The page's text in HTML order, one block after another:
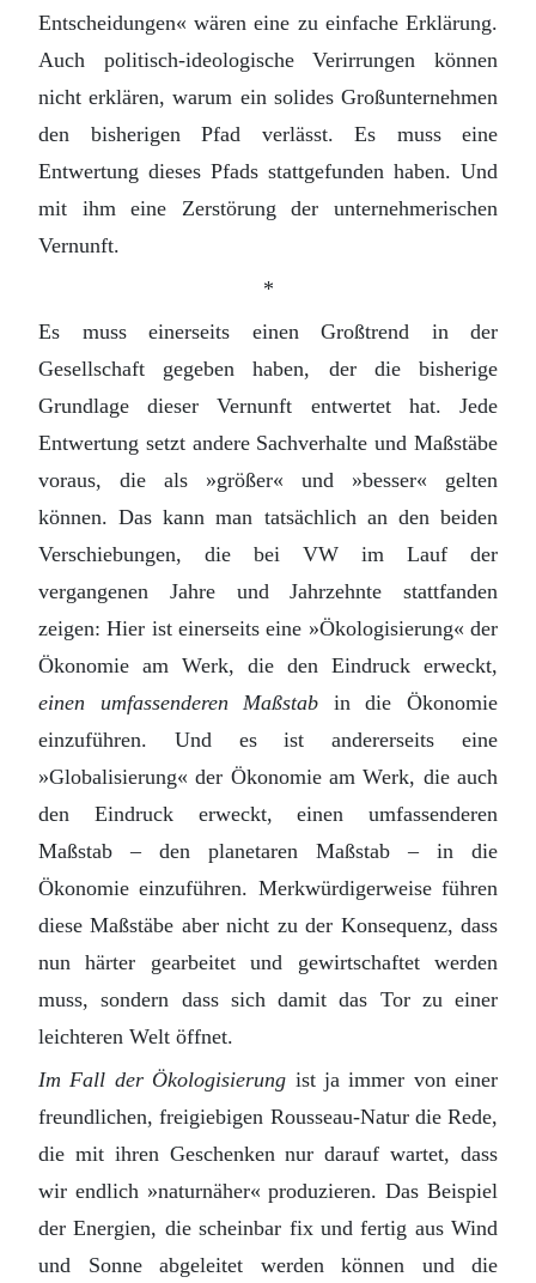
Entscheidungen« wären eine zu einfache Erklärung.
Auch politisch-ideologische Verirrungen können
nicht erklären, warum ein solides Großunternehmen
den bisherigen Pfad verlässt. Es muss eine
Entwertung dieses Pfads stattgefunden haben. Und
mit ihm eine Zerstörung der unternehmerischen
Vernunft.
*
Es muss einerseits einen Großtrend in der
Gesellschaft gegeben haben, der die bisherige
Grundlage dieser Vernunft entwertet hat. Jede
Entwertung setzt andere Sachverhalte und Maßstäbe
voraus, die als »größer« und »besser« gelten
können. Das kann man tatsächlich an den beiden
Verschiebungen, die bei VW im Lauf der
vergangenen Jahre und Jahrzehnte stattfanden
zeigen: Hier ist einerseits eine »Ökologisierung« der
Ökonomie am Werk, die den Eindruck erweckt,
einen umfassenderen Maßstab in die Ökonomie
einzuführen. Und es ist andererseits eine
»Globalisierung« der Ökonomie am Werk, die auch
den Eindruck erweckt, einen umfassenderen
Maßstab – den planetaren Maßstab – in die
Ökonomie einzuführen. Merkwürdigerweise führen
diese Maßstäbe aber nicht zu der Konsequenz, dass
nun härter gearbeitet und gewirtschaftet werden
muss, sondern dass sich damit das Tor zu einer
leichteren Welt öffnet.
Im Fall der Ökologisierung ist ja immer von einer
freundlichen, freigiebigen Rousseau-Natur die Rede,
die mit ihren Geschenken nur darauf wartet, dass
wir endlich »naturnäher« produzieren. Das Beispiel
der Energien, die scheinbar fix und fertig aus Wind
und Sonne abgeleitet werden können und die